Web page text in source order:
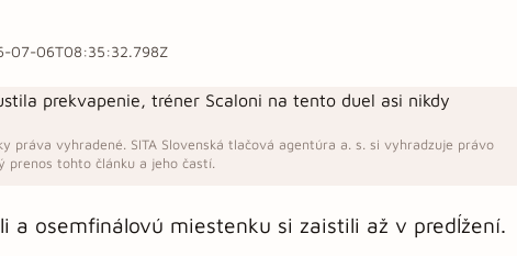
07-06T08:35:32.798Z
práva vyhradené. SITA Slovenská tlačová agentúra a. s. si vyhradzuje právo
prenos tohto článku a jeho častí.
a osemfinálovú miestenku si zaistili až v predĺžení.